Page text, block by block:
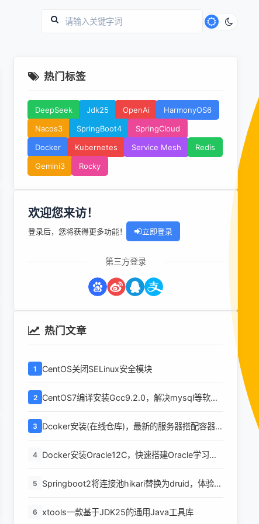
热门标签
DeepSeek Jdk25 OpenAi
HarmonyOS6
Nacos3
SpringBoot4
SpringCloud
Docker
Kubernetes Service Mesh
Redis
Gemini3
Rocky
欢迎您来访！
登录后，您将获得更多功能！ 立即登录
第三方登录
热门文章
1 CentOS关闭SELinux安全模块
2
CentOS7编译安装Gcc9.2.0，解决mysql等软件
3
Dcoker安装(在线仓库)，最新的服务器搭配容器使
4 Docker安装Oracle12C，快速搭建Oracle学习环
5
Springboot2将连接池hikari替换为druid，体验最
6 xtools一款基于JDK25的通用Java工具库